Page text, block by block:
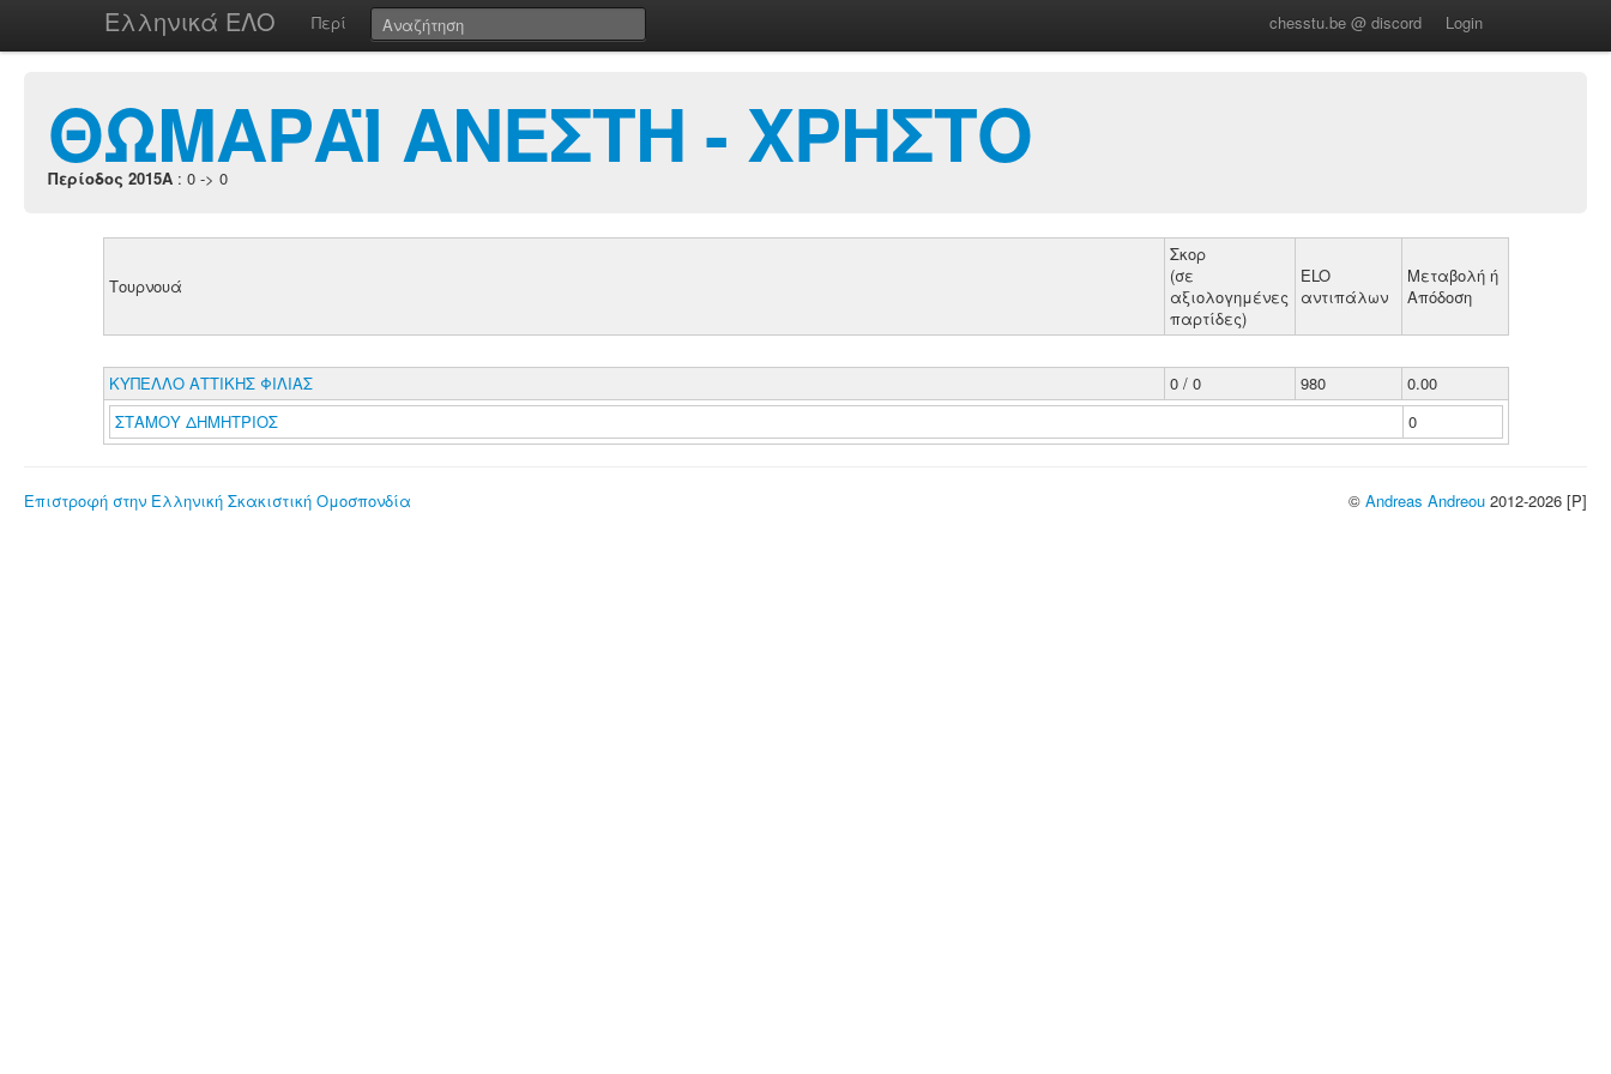
Ελληνικά ΕΛΟ Περί chesstu.be @ discord Login
ΘΩΜΑΡΑΪ ΑΝΕΣΤΗ - ΧΡΗΣΤΟ
Περίοδος 2015A : 0 -> 0
Τουρνουά
Σκορ
(σε
αξιολογημένες
παρτίδες)
ELO
αντιπάλων
Μεταβολή ή
Απόδοση
ΚΥΠΕΛΛΟ ΑΤΤΙΚΗΣ ΦΙΛΙΑΣ 0 / 0 980
0.00
ΣΤΑΜΟΥ ΔΗΜΗΤΡΙΟΣ
0
Επιστροφή στην Ελληνική Σκακιστική Ομοσπονδία © Andreas Andreou 2012-2026 [P]